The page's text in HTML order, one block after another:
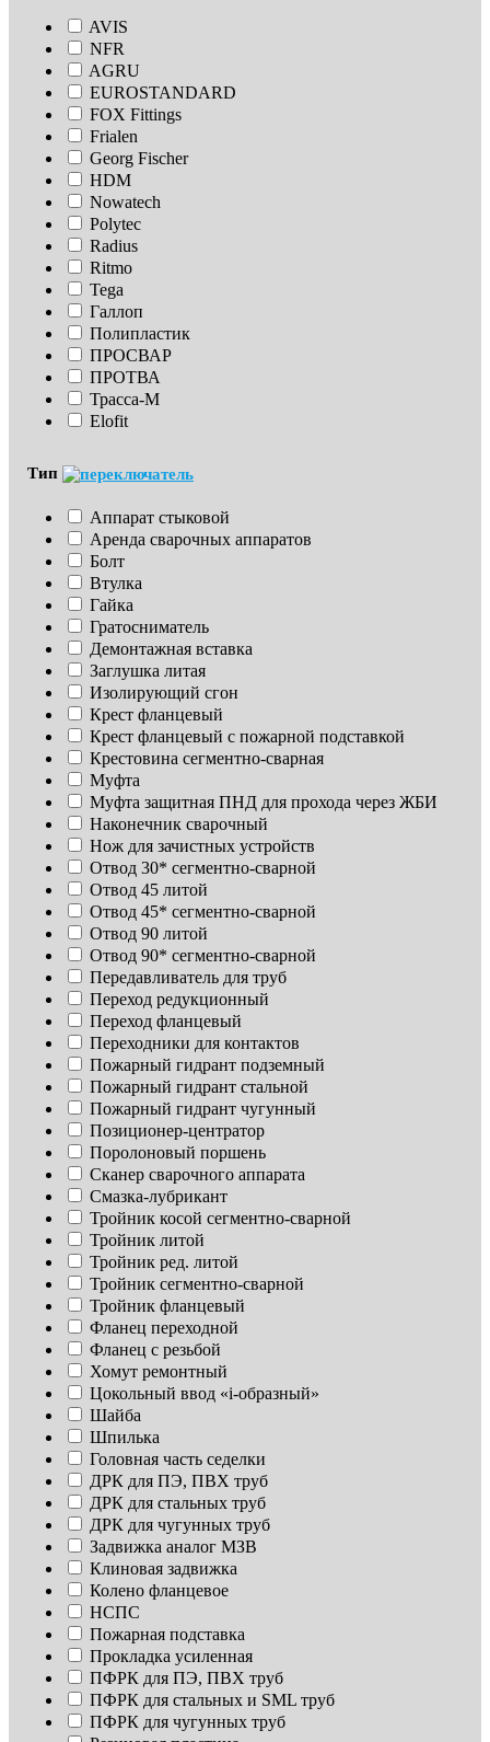
AVIS
NFR
AGRU
EUROSTANDARD
FOX Fittings
Frialen
Georg Fischer
HDM
Nowatech
Polytec
Radius
Ritmo
Tega
Галлоп
Полипластик
ПРОСВАР
ПРОТВА
Трасса-М
Elofit
Тип
Аппарат стыковой
Аренда сварочных аппаратов
Болт
Втулка
Гайка
Гратосниматель
Демонтажная вставка
Заглушка литая
Изoлирующий сгон
Крест фланцевый
Крест фланцевый с пожарной подставкой
Крестовина сегментно-сварная
Муфта
Муфта защитная ПНД для прохода через ЖБИ
Наконечник сварочный
Нож для зачистных устройств
Отвод 30* сегментно-сварной
Отвод 45 литой
Отвод 45* сегментно-сварной
Отвод 90 литой
Отвод 90* сегментно-сварной
Передавливатель для труб
Переход редукционный
Переход фланцевый
Переходники для контактов
Пожарный гидрант подземный
Пожарный гидрант стальной
Пожарный гидрант чугунный
Позиционер-центратор
Поролоновый поршень
Сканер сварочного аппарата
Смазка-лубрикант
Тройник косой сегментно-сварной
Тройник литой
Тройник ред. литой
Тройник сегментно-сварной
Тройник фланцевый
Фланец переходной
Фланец с резьбой
Хомут ремонтный
Цокольный ввод «i-образный»
Шайба
Шпилька
Головная часть седелки
ДРК для ПЭ, ПВХ труб
ДРК для стальных труб
ДРК для чугунных труб
Задвижка аналог МЗВ
Клиновая задвижка
Колено фланцевое
НСПС
Пожарная подставка
Прокладка усиленная
ПФРК для ПЭ, ПВХ труб
ПФРК для стальных и SML труб
ПФРК для чугунных труб